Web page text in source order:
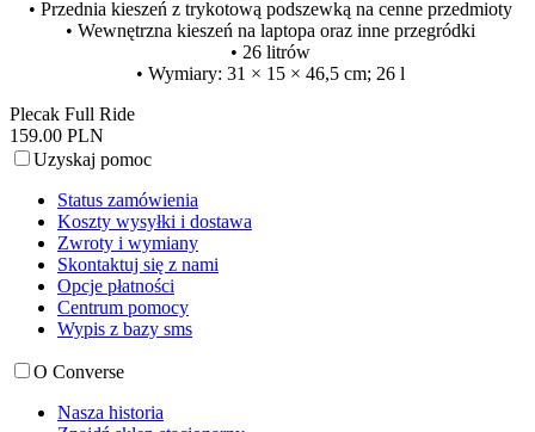
• Przednia kieszeń z trykotową podszewką na cenne przedmioty
• Wewnętrzna kieszeń na laptopa oraz inne przegródki
• 26 litrów
• Wymiary: 31 × 15 × 46,5 cm; 26 l
Plecak Full Ride
159.00 PLN
Uzyskaj pomoc
Status zamówienia
Koszty wysyłki i dostawa
Zwroty i wymiany
Skontaktuj się z nami
Opcje płatności
Centrum pomocy
Wypis z bazy sms
O Converse
Nasza historia